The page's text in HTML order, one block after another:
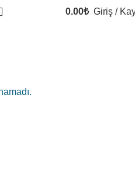
0.00₺ Giriş /